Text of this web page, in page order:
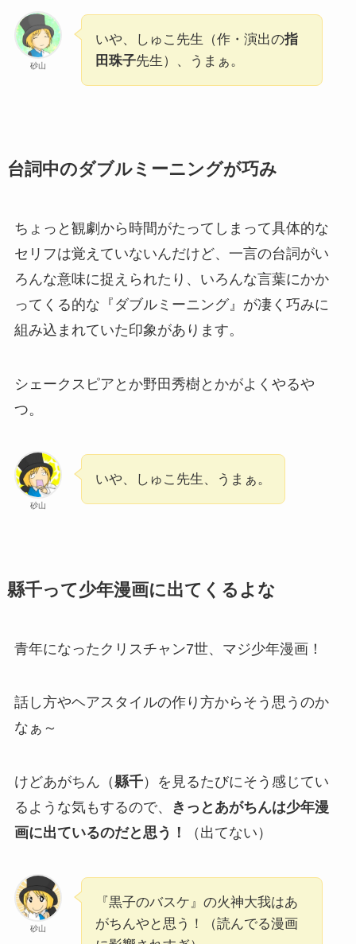
砂山
いや、しゅこ先生（作・演出の指
田珠子先生）、うまぁ。
台詞中のダブルミーニングが巧み
ちょっと観劇から時間がたってしまって具体的な
セリフは覚えていないんだけど、一言の台詞がい
ろんな意味に捉えられたり、いろんな言葉にかか
ってくる的な『ダブルミーニング』が凄く巧みに
組み込まれていた印象があります。
シェークスピアとか野田秀樹とかがよくやるや
つ。
砂山
いや、しゅこ先生、うまぁ。
縣千って少年漫画に出てくるよな
青年になったクリスチャン7世、マジ少年漫画！
話し方やヘアスタイルの作り方からそう思うのか
なぁ～
けどあがちん（縣千）を見るたびにそう感じてい
るような気もするので、
きっとあがちんは少年漫
画に出ているのだと思う！
（出てない）
砂山
『黒子のバスケ』の火神大我はあ
がちんやと思う！（読んでる漫画